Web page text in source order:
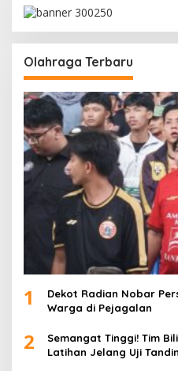
Olahraga Terbaru
1
Dekot Radian Nobar
Warga di Pejagalan
2
Semangat Tinggi! Tim
Latihan Jelang Uji